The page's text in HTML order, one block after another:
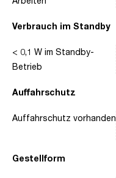
Verbrauch im Standby
Auffahrschutz
Gestellform
< 0,1 W im Standby-
Betrieb
Auffahrschutz vorhanden